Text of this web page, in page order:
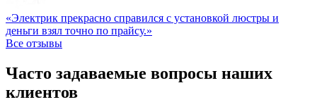
«Электрик прекрасно справился с установкой люстры и
деньги взял точно по прайсу.»
Все отзывы
Часто задаваемые вопросы наших
клиентов